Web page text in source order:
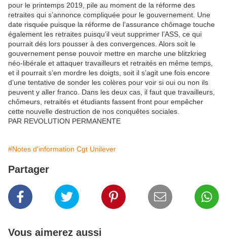
pour le printemps 2019, pile au moment de la réforme des
retraites qui s’annonce compliquée pour le gouvernement. Une
date risquée puisque la réforme de l’assurance chômage touche
également les retraites puisqu’il veut supprimer l’ASS, ce qui
pourrait dés lors pousser à des convergences. Alors soit le
gouvernement pense pouvoir mettre en marche une blitzkrieg
néo-libérale et attaquer travailleurs et retraités en même temps,
et il pourrait s’en mordre les doigts, soit il s’agit une fois encore
d’une tentative de sonder les colères pour voir si oui ou non ils
peuvent y aller franco. Dans les deux cas, il faut que travailleurs,
chômeurs, retraités et étudiants fassent front pour empêcher
cette nouvelle destruction de nos conquêtes sociales.
PAR REVOLUTION PERMANENTE
#Notes d'information Cgt Unilever
Partager
Vous aimerez aussi